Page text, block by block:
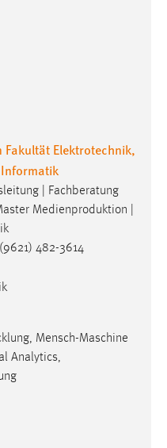
Elektrotechnik,
| Fachberatung
Medienproduktion |
482-3614
Mensch-Maschine
Analytics,
und Social Media
werden von diesen